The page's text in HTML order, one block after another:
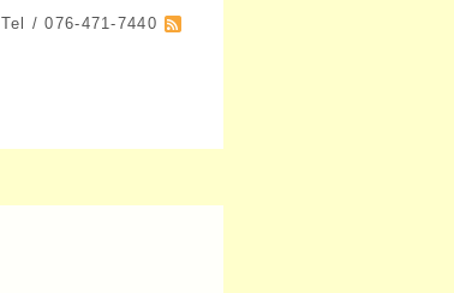
Tel / 076-471-7440